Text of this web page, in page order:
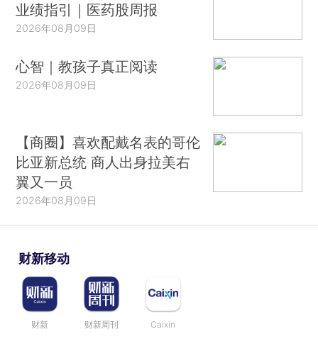
业绩指引｜医药股周报
2026年08月09日
心智｜教孩子真正阅读
2026年08月09日
【商圈】喜欢配戴名表的哥伦
比亚新总统 商人出身拉美右
翼又一员
2026年08月09日
财新移动
财新 财新周刊 Caixin